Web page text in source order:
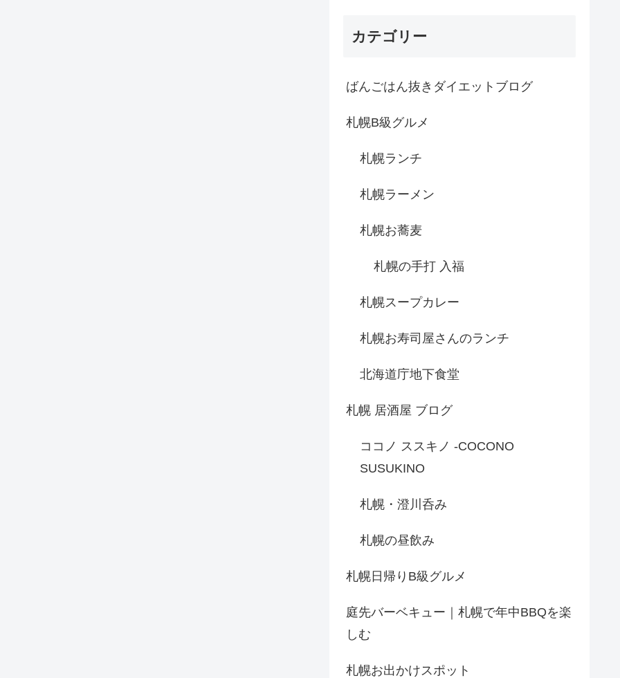
カテゴリー
ばんごはん抜きダイエットブログ
札幌B級グルメ
札幌ランチ
札幌ラーメン
札幌お蕎麦
札幌の手打 入福
札幌スープカレー
札幌お寿司屋さんのランチ
北海道庁地下食堂
札幌 居酒屋 ブログ
ココノ ススキノ -COCONO
SUSUKINO
札幌・澄川呑み
札幌の昼飲み
札幌日帰りB級グルメ
庭先バーベキュー｜札幌で年中BBQを楽
しむ
札幌お出かけスポット